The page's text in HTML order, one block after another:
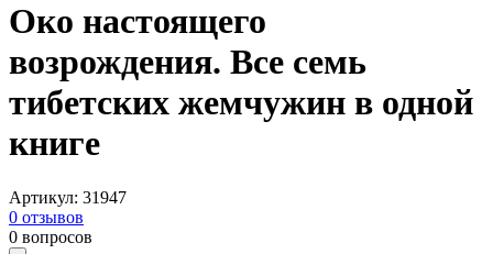
Око настоящего
возрождения. Все семь
тибетских жемчужин в одной
книге
Артикул: 31947
0 отзывов
0 вопросов